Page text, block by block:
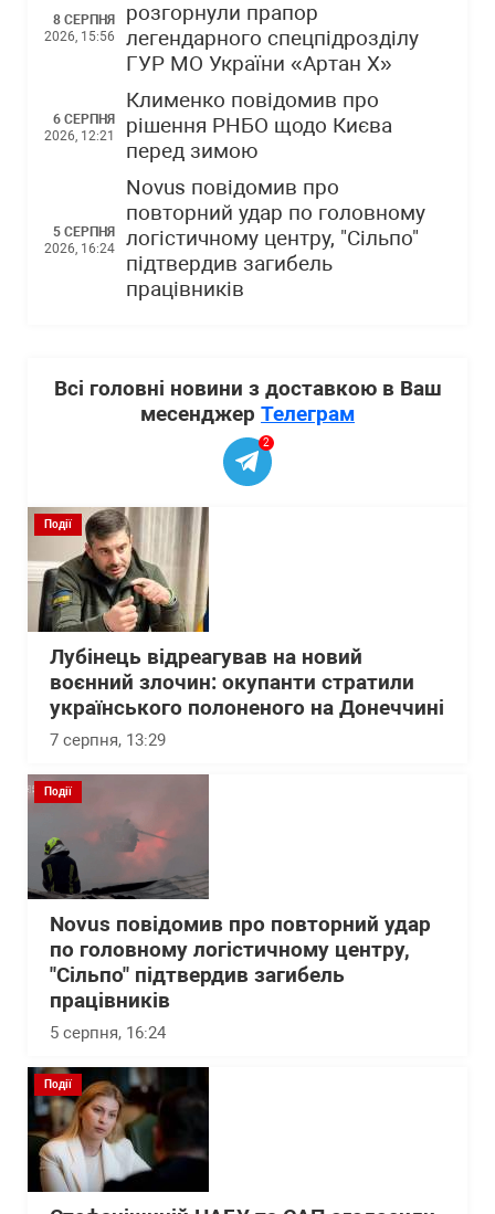
8 СЕРПНЯ
2026, 15:56
розгорнули прапор
легендарного спецпідрозділу
ГУР МО України «Артан Х»
6 СЕРПНЯ
2026, 12:21
Клименко повідомив про
рішення РНБО щодо Києва
перед зимою
5 СЕРПНЯ
2026, 16:24
Novus повідомив про
повторний удар по головному
логістичному центру, "Сільпо"
підтвердив загибель
працівників
Всі головні новини з доставкою в Ваш
месенджер Телеграм
2
Події
Лубінець відреагував на новий
воєнний злочин: окупанти стратили
українського полоненого на Донеччині
7 серпня, 13:29
Події
Novus повідомив про повторний удар
по головному логістичному центру,
"Сільпо" підтвердив загибель
працівників
5 серпня, 16:24
Події